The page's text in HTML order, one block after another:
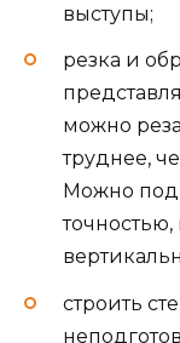
выступы;
резка и
можно
труднее,
Можно
строить